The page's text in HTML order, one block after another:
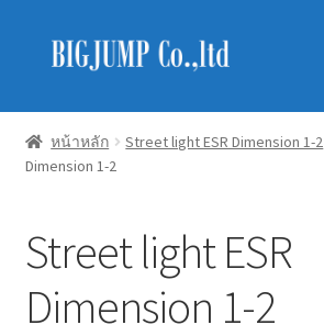
Skip
Skip
Schneider Electric
Philips Lighting
MEAN WELL
หน้าหลัก Street light ESR Dimension 1-2
Dimension 1-2
Street light ESR
Dimension 1-2